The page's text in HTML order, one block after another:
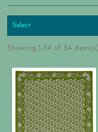
Select
Showing 1-54 of 54 item(s)